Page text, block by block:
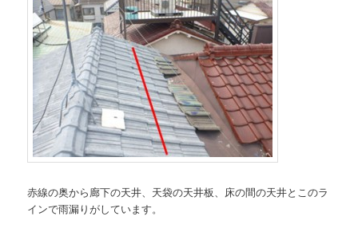
赤線の奥から廊下の天井、天袋の天井板、床の間の天井とこのラ
インで雨漏りがしています。